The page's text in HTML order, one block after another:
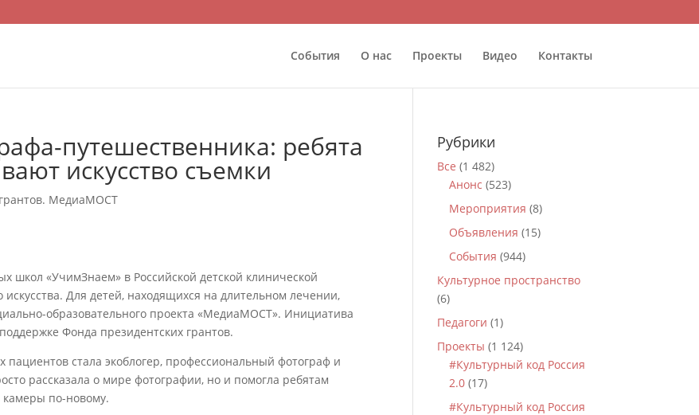
События О нас Проекты Видео Контакты
путешественника: ребята
искусство съемки
МедиаМОСТ
школ «УчимЗнаем» в Российской детской клинической
Для детей, находящихся на длительном лечении,
образовательного проекта «МедиаМОСТ». Инициатива
Фонда президентских грантов.
стала экоблогер, профессиональный фотограф и
рассказала о мире фотографии, но и помогла ребятам
по-новому.
Рубрики
Все (1 482)
Анонс (523)
Мероприятия (8)
Объявления (15)
События (944)
Культурное пространство
(6)
Педагоги (1)
Проекты (1 124)
#Культурный код Россия
2.0 (17)
#Культурный код Россия